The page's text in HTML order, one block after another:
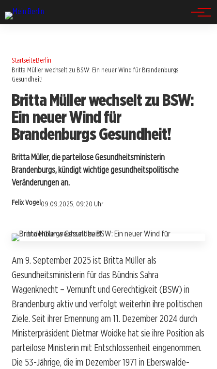
StartseiteBerlin
Britta Müller wechselt zu BSW: Ein neuer Wind für Brandenburgs
Gesundheit!
Britta Müller wechselt zu BSW:
Ein neuer Wind für
Brandenburgs Gesundheit!
Britta Müller, die parteilose Gesundheitsministerin
Brandenburgs, kündigt wichtige gesundheitspolitische
Veränderungen an.
Felix Vogel 09.09.2025, 09:20 Uhr
Am 9. September 2025 ist Britta Müller als
Gesundheitsministerin für das Bündnis Sahra
Wagenknecht – Vernunft und Gerechtigkeit (BSW) in
Brandenburg aktiv und verfolgt weiterhin ihre politischen
Ziele. Seit ihrer Ernennung am 11. Dezember 2024 durch
Ministerpräsident Dietmar Woidke hat sie ihre Position als
parteilose Ministerin mit Entschlossenheit eingenommen.
Die 53-Jährige, die im Dezember 1971 in Eberswalde-